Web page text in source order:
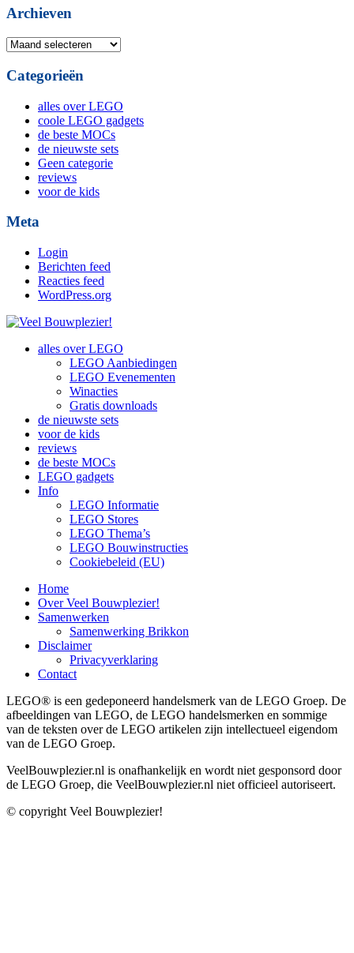
Archieven
Archieven
Categorieën
alles over LEGO
coole LEGO gadgets
de beste MOCs
de nieuwste sets
Geen categorie
reviews
voor de kids
Meta
Login
Berichten feed
Reacties feed
WordPress.org
alles over LEGO
LEGO Aanbiedingen
LEGO Evenementen
Winacties
Gratis downloads
de nieuwste sets
voor de kids
reviews
de beste MOCs
LEGO gadgets
Info
LEGO Informatie
LEGO Stores
LEGO Thema’s
LEGO Bouwinstructies
Cookiebeleid (EU)
Home
Over Veel Bouwplezier!
Samenwerken
Samenwerking Brikkon
Disclaimer
Privacyverklaring
Contact
LEGO® is een gedeponeerd handelsmerk van de LEGO Groep. De
afbeeldingen van LEGO, de LEGO handelsmerken en sommige
van de teksten over de LEGO artikelen zijn intellectueel eigendom
van de LEGO Groep.
VeelBouwplezier.nl is onafhankelijk en wordt niet gesponsord door
de LEGO Groep, die VeelBouwplezier.nl niet officieel autoriseert.
© copyright Veel Bouwplezier!